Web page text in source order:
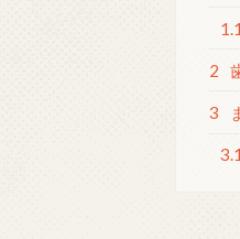
1.1
2
3
3.1